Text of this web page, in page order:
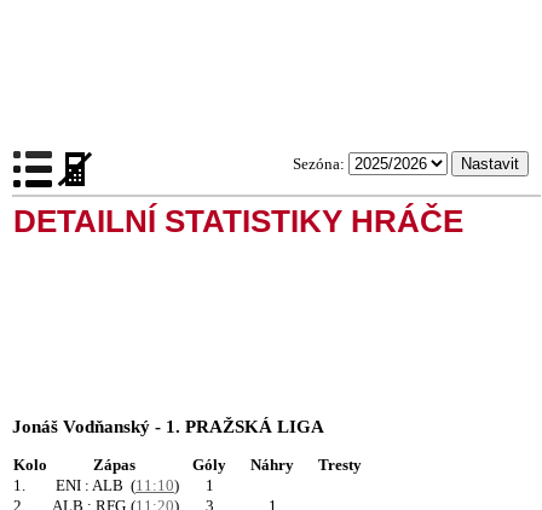
Sezóna:
DETAILNÍ STATISTIKY HRÁČE
Jonáš Vodňanský - 1. PRAŽSKÁ LIGA
Kolo Zápas Góly Náhry
Tresty
1.
ENI : ALB (11:10)
1
2.
ALB : RFG (11:20) 3
1